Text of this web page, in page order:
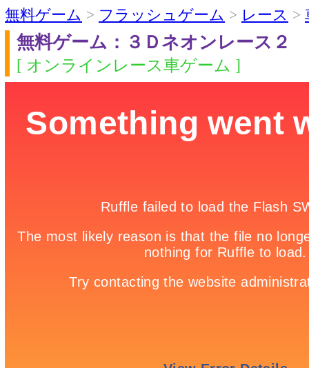
無料ゲーム > フラッシュゲーム > レース >
無料ゲーム：３Ｄネオンレース２
[ オンラインレース車ゲーム ]